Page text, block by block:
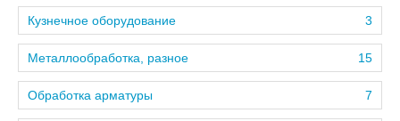
3
Кузнечное оборудование
15
Металлообработка, разное
7
Обработка арматуры